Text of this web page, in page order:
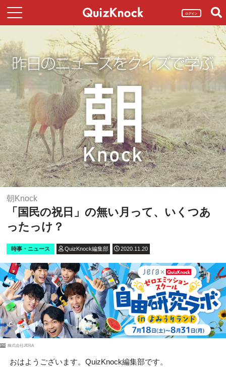
ログイン
朝Knock
「国民の祝日」の無い月って、いくつあ
ったっけ？
時事・ニュース QuizKnock編集部 2020.11.20
PR 株式会社JERA
おはようございます。QuizKnock編集部です。